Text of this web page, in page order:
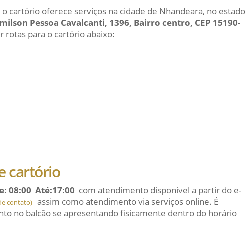
cartório oferece serviços na cidade de Nhandeara, no estado
Pessoa Cavalcanti, 1396, Bairro centro, CEP 15190-
rotas para o cartório abaixo:
cartório
08:00 Até:17:00 com atendimento disponível a partir do e-
contato) assim como atendimento via serviços online. É
no balcão se apresentando fisicamente dentro do horário